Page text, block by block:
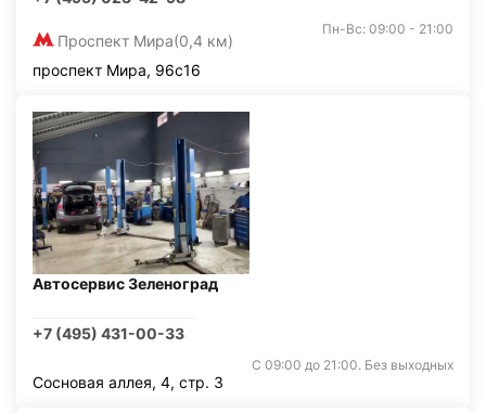
Проспект Мира(0,4 км)
Пн-Вс: 09:00 - 21:00
проспект Мира, 96с16
Автосервис Зеленоград
+7 (495) 431-00-33
С 09:00 до 21:00. Без выходных
Сосновая аллея, 4, стр. 3